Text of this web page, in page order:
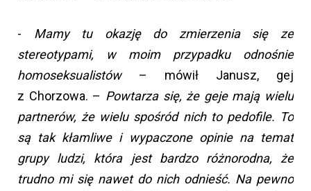
- Mamy tu okazję do zmierzenia się ze
stereotypami, w moim przypadku odnośnie
homoseksualistów– mówił Janusz, gej
z Chorzowa. – Powtarza się, że geje mają wielu
partnerów, że wielu spośród nich to pedofile. To
są tak kłamliwe i wypaczone opinie na temat
grupy ludzi, która jest bardzo różnorodna, że
trudno mi się nawet do nich odnieść. Na pewno